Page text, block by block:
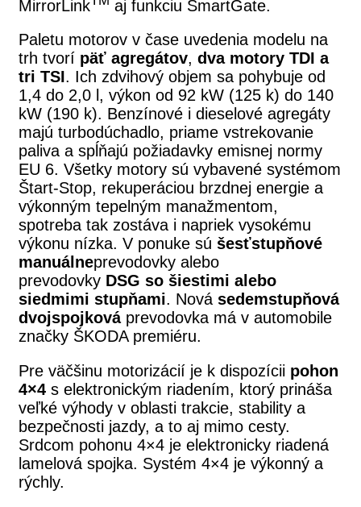
MirrorLink
aj funkciu SmartGate.
Paletu motorov v čase uvedenia modelu na
trh tvorí päť agregátov, dva motory TDI a
tri TSI. Ich zdvihový objem sa pohybuje od
1,4 do 2,0 l, výkon od 92 kW (125 k) do 140
kW (190 k). Benzínové i dieselové agregáty
majú turbodúchadlo, priame vstrekovanie
paliva a spĺňajú požiadavky emisnej normy
EU 6. Všetky motory sú vybavené systémom
Štart-Stop, rekuperáciou brzdnej energie a
výkonným tepelným manažmentom,
spotreba tak zostáva i napriek vysokému
výkonu nízka. V ponuke sú šesťstupňové
manuálneprevodovky alebo
prevodovky DSG so šiestimi alebo
siedmimi stupňami. Nová sedemstupňová
dvojspojkováprevodovka má v automobile
značky ŠKODA premiéru.
Pre väčšinu motorizácií je k dispozícii pohon
4×4 s elektronickým riadením, ktorý prináša
veľké výhody v oblasti trakcie, stability a
bezpečnosti jazdy, a to aj mimo cesty.
Srdcom pohonu 4×4 je elektronicky riadená
lamelová spojka. Systém 4×4 je výkonný a
rýchly.